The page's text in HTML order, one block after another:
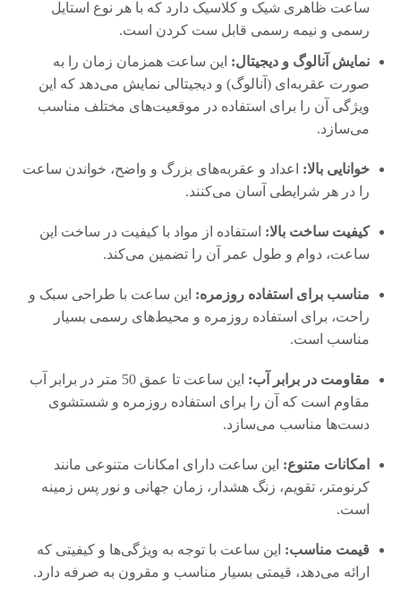
ساعت ظاهری شیک و کلاسیک دارد که با هر نوع استایل
رسمی و نیمه رسمی قابل ست کردن است.
نمایش آنالوگ و دیجیتال: این ساعت همزمان زمان را به
صورت عقربه‌ای (آنالوگ) و دیجیتالی نمایش می‌دهد که این
ویژگی آن را برای استفاده در موقعیت‌های مختلف مناسب
می‌سازد.
خوانایی بالا: اعداد و عقربه‌های بزرگ و واضح، خواندن ساعت
را در هر شرایطی آسان می‌کنند.
کیفیت ساخت بالا: استفاده از مواد با کیفیت در ساخت این
ساعت، دوام و طول عمر آن را تضمین می‌کند.
مناسب برای استفاده روزمره: این ساعت با طراحی سبک و
راحت، برای استفاده روزمره و محیط‌های رسمی بسیار
مناسب است.
مقاومت در برابر آب:
این ساعت تا عمق 50 متر در برابر آب
مقاوم است که آن را برای استفاده روزمره و شستشوی
دست‌ها مناسب می‌سازد.
امکانات متنوع: این ساعت دارای امکانات متنوعی مانند
کرنومتر، تقویم، زنگ هشدار، زمان جهانی و نور پس زمینه
است.
قیمت مناسب: این ساعت با توجه به ویژگی‌ها و کیفیتی که
ارائه می‌دهد، قیمتی بسیار مناسب و مقرون به صرفه دارد.